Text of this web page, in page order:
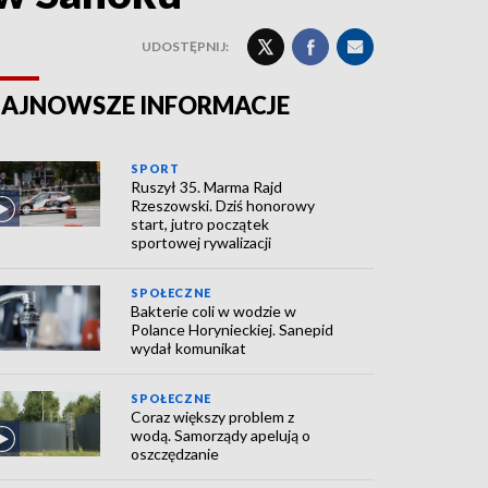
UDOSTĘPNIJ:
INFORMACJE
SPORT
Ruszył 35. Marma Rajd
Rzeszowski. Dziś honorowy
start, jutro początek
sportowej rywalizacji
SPOŁECZNE
Bakterie coli w wodzie w
Polance Horynieckiej. Sanepid
wydał komunikat
SPOŁECZNE
Coraz większy problem z
wodą. Samorządy apelują o
oszczędzanie